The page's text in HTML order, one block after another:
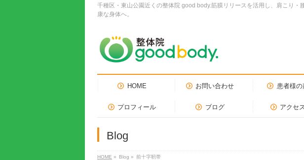
千種区・東山公園近くの整体院 good body.筋膜リリースを活用し、肩こり
康な身体へ。
HOME お問い合わせ 患者様の
プロフィール ブログ アクセス
Blog
HOME » Blog » 前十字靭帯